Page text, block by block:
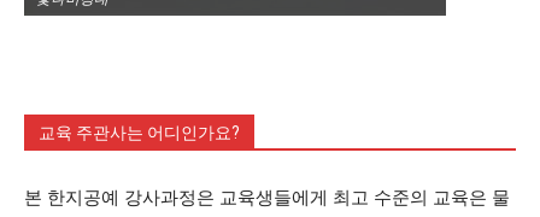
교육 주관사는 어디인가요?
본 한지공예 강사과정은 교육생들에게 최고 수준의 교육은 물